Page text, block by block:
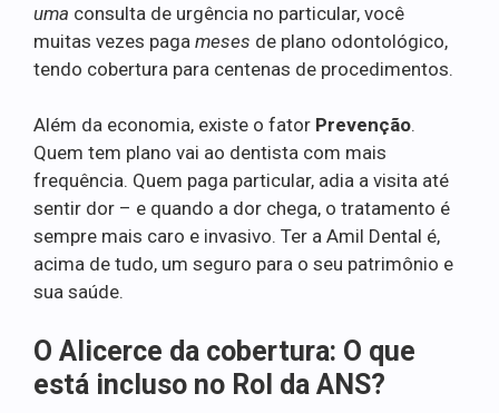
uma consulta de urgência no particular, você
muitas vezes paga meses de plano odontológico,
tendo cobertura para centenas de procedimentos.
Além da economia, existe o fator Prevenção.
Quem tem plano vai ao dentista com mais
frequência. Quem paga particular, adia a visita até
sentir dor – e quando a dor chega, o tratamento é
sempre mais caro e invasivo. Ter a Amil Dental é,
acima de tudo, um seguro para o seu patrimônio e
sua saúde.
O Alicerce da cobertura: O que
está incluso no Rol da ANS?